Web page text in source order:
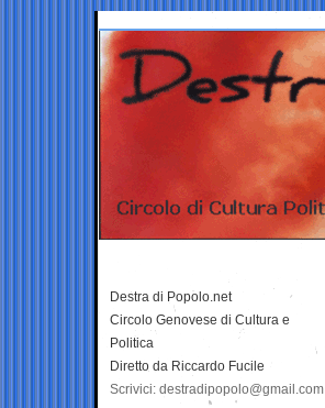
Destra di Popolo.net
Circolo Genovese di Cultura e
Politica
Diretto da Riccardo Fucile
Scrivici: destradipopolo@gmail.com